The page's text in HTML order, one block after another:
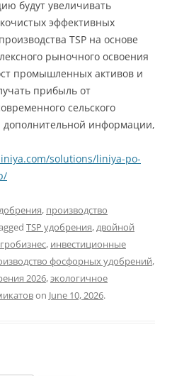
будут увеличивать
эффективных
TSP на основе
рыночного освоения
промышленных активов и
прибыль от
сельского
дополнительной информации,
solutions/liniya-po-
, производство
TSP удобрения,двойной
, инвестиционные
фосфорных удобрений,
2026,экологичное
on June 10, 2026.